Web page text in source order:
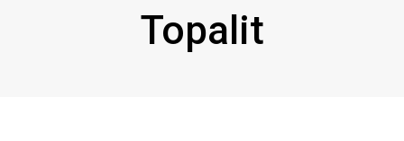
Topalit